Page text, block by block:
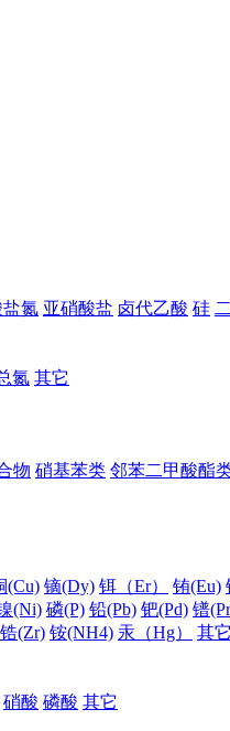
氮 亚硝酸盐 卤代乙酸 硅
氮 其它
物 硝基苯类 邻苯二甲酸酯
(Cu) 镝(Dy) 铒（Er） 铕(Eu)
(Ni) 磷(P) 铅(Pb) 钯(Pd) 镨
锆(Zr) 铵(NH4) 汞（Hg） 其它
硝酸 磷酸 其它